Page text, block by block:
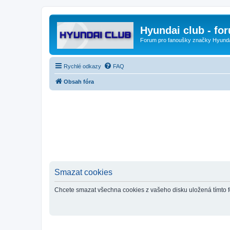
Hyundai club -
Forum pro fanoušky značky
Rychlé odkazy FAQ
Obsah fóra
Smazat cookies
Chcete smazat všechna cookies z vašeho disku uložená tímto